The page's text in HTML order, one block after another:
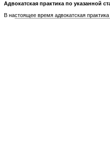
Адвокатская практика по указанной
В настоящее время адвокатская